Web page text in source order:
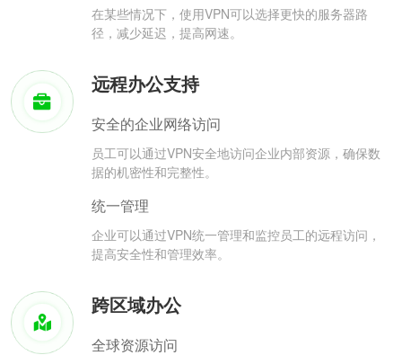
在某些情况下，使用VPN可以选择更快的服务器路
径，减少延迟，提高网速。
远程办公支持
安全的企业网络访问
员工可以通过VPN安全地访问企业内部资源，确保数
据的机密性和完整性。
统一管理
企业可以通过VPN统一管理和监控员工的远程访问，
提高安全性和管理效率。
跨区域办公
全球资源访问